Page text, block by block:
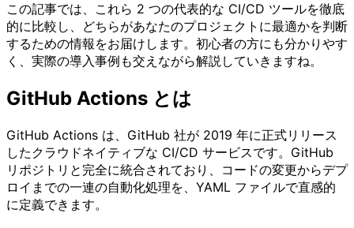
この記事では、これら 2 つの代表的な CI/CD ツールを徹底
的に比較し、どちらがあなたのプロジェクトに最適かを判断
するための情報をお届けします。初心者の方にも分かりやす
く、実際の導入事例も交えながら解説していきますね。
GitHub Actions とは
GitHub Actions は、GitHub 社が 2019 年に正式リリース
したクラウドネイティブな CI/CD サービスです。GitHub
リポジトリと完全に統合されており、コードの変更からデプ
ロイまでの一連の自動化処理を、YAML ファイルで直感的
に定義できます。